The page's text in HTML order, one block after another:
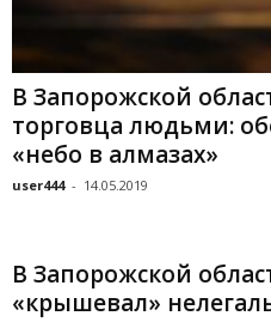
В Запорожской
торговца людьми:
«небо в алмазах»
user444 - 14.05.2019
В Запорожской
«крышевал»